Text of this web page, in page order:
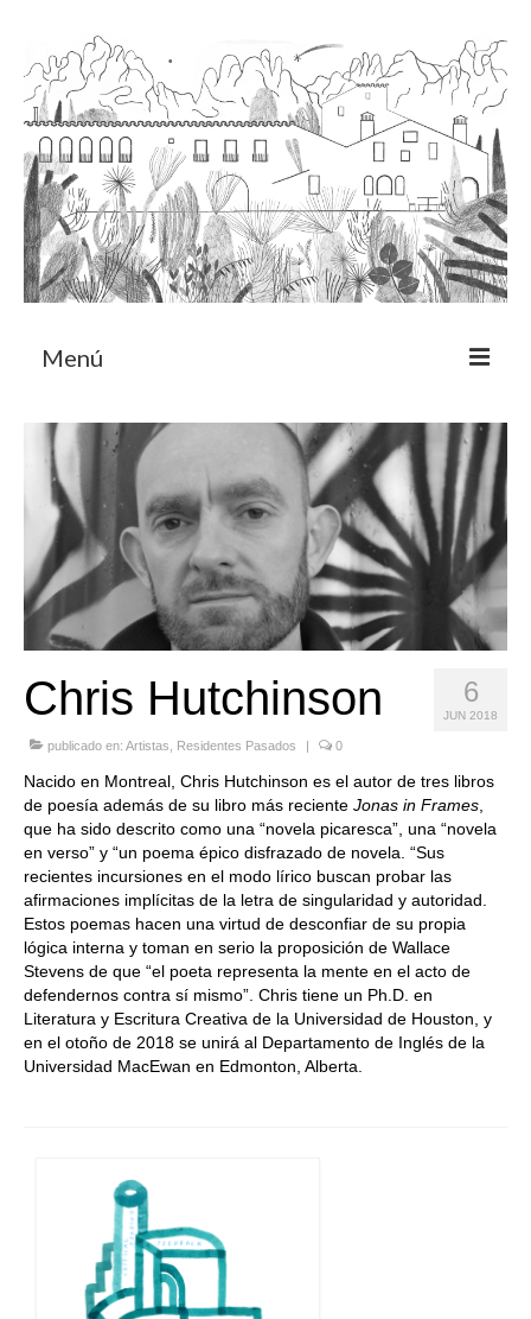
Menú
Acerca
Programa de residencia
CRUCERO
Quedate con nosotras
Archivo
Idioma:
6
JUN 2018
Chris Hutchinson
publicado en: Artistas Residentes Pasados | 0
Nacido en Montreal, Chris Hutchinson es el autor de tres libros
de poesía además de su libro más reciente Jonas in Frames
que ha sido descrito como una “novela picaresca”, una “novela
en verso” y “un poema épico disfrazado de novela. “Sus
recientes incursiones en el modo lírico buscan probar las
afirmaciones implícitas de la letra de singularidad y autoridad.
Estos poemas hacen una virtud de desconfiar de su propia
lógica interna y toman en serio la proposición de Wallace
Stevens de que “el poeta representa la mente en el acto de
defendernos contra sí mismo”. Chris tiene un Ph.D. en
Literatura y Escritura Creativa de la Universidad de Houston, y
en el otoño de 2018 se unirá al Departamento de Inglés de la
Universidad MacEwan en Edmonton, Alberta.